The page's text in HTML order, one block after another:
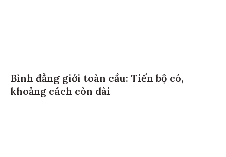
Bình đẳng giới toàn cầu: Tiến bộ có,
khoảng cách còn dài